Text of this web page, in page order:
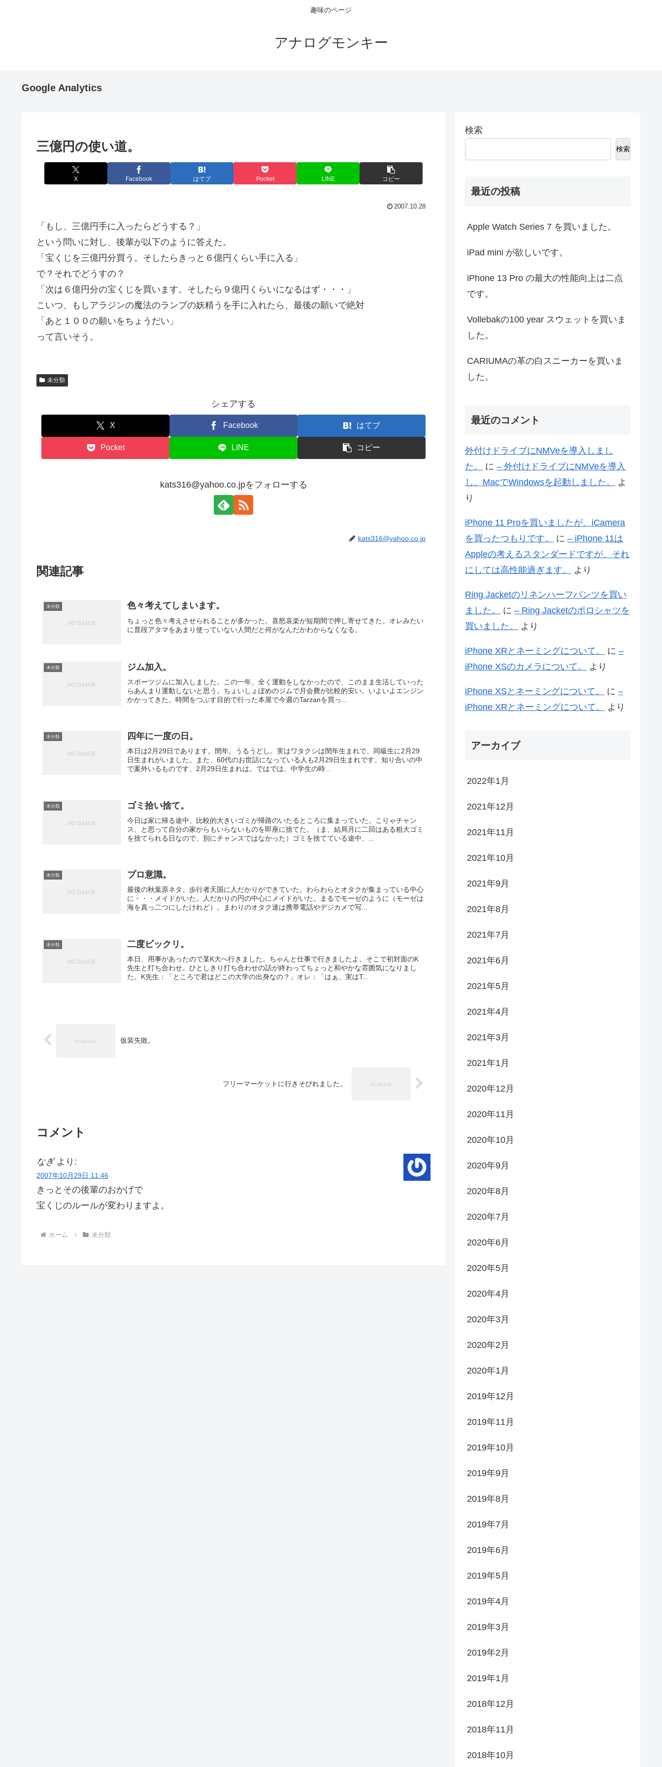
趣味のページ
アナログモンキー
Google Analytics
三億円の使い道。
X Facebook はてブ Pocket LINE コピー
2007.10.28
「もし、三億円手に入ったらどうする？」
という問いに対し、後輩が以下のように答えた。
「宝くじを三億円分買う。そしたらきっと６億円くらい手に入る」
で？それでどうすの？
「次は６億円分の宝くじを買います。そしたら９億円くらいになるはず・・・」
こいつ、もしアラジンの魔法のランプの妖精うを手に入れたら、最後の願いで絶対
「あと１００の願いをちょうだい」
って言いそう。
未分類
シェアする
X Facebook はてブ
Pocket LINE コピー
kats316@yahoo.co.jpをフォローする
kats316@yahoo.co.jp
関連記事
未分類 色々考えてしまいます。
ちょっと色々考えさせられることが多かった。喜怒哀楽が短期間で押し寄せてきた。オレみたい
に普段アタマをあまり使っていない人間だと何がなんだかわからなくなる。
未分類 ジム加入。
スポーツジムに加入しました。この一年、全く運動をしなかったので、このまま生活していった
らあんまり運動しないと思う。ちょいしょぼめのジムで月会費が比較的安い。いよいよエンジン
かかってきた。時間をつぶす目的で行った本屋で今週のTarzanを買っ...
未分類 四年に一度の日。
本日は2月29日であります。閏年。うるうどし。実はワタクシは閏年生まれで、同級生に2月29
日生まれがいました。また、60代のお世話になっている人も2月29日生まれです。知り合いの中
で案外いるものです、2月29日生まれは。ではでは、中学生の時...
未分類 ゴミ拾い捨て。
今日は家に帰る途中、比較的大きいゴミが帰路のいたるところに集まっていた。こりゃチャン
ス、と思って自分の家からもいらないものを即座に捨てた。（ま、結局月に二回はある粗大ゴミ
を捨てられる日なので、別にチャンスではなかった）ゴミを捨てている途中、...
未分類 プロ意識。
最後の秋葉原ネタ。歩行者天国に人だかりができていた。わらわらとオタクが集まっている中心
に・・・メイドがいた。人だかりの円の中心にメイドがいた。まるでモーゼのように（モーゼは
海を真っ二つにしたけれど）。まわりのオタク達は携帯電話やデジカメで写...
未分類 二度ビックリ。
本日、用事があったので某K大へ行きました。ちゃんと仕事で行きましたよ。そこで初対面のK
先生と打ち合わせ。ひとしきり打ち合わせの話が終わってちょっと和やかな雰囲気になりまし
た。K先生：「ところで君はどこの大学の出身なの？」オレ：「はぁ、実はT...
仮装失敗。
フリーマーケットに行きそびれました。
コメント
なぎ より:
2007年10月29日 11:46
きっとその後輩のおかげで
宝くじのルールが変わりますよ。
ホーム 未分類
検索
検索
最近の投稿
Apple Watch Series 7 を買いました。
iPad mini が欲しいです。
iPhone 13 Pro の最大の性能向上は二点
です。
Vollebakの100 year スウェットを買いま
した。
CARIUMAの革の白スニーカーを買いま
した。
最近のコメント
外付けドライブにNMVeを導入しまし
た。
に – 外付けドライブにNMVeを導入
し、MacでWindowsを起動しました。
よ
り
iPhone 11 Proを買いましたが、iCamera
を買ったつもりです。
に – iPhone 11は
Appleの考えるスタンダードですが、それ
にしては高性能過ぎます。
より
Ring Jacketのリネンハーフパンツを買い
ました。
に – Ring Jacketのポロシャツを
買いました。
より
iPhone XRとネーミングについて。 に –
iPhone XSのカメラについて。
より
iPhone XSとネーミングについて。 に –
iPhone XRとネーミングについて。
より
アーカイブ
2022年1月
2021年12月
2021年11月
2021年10月
2021年9月
2021年8月
2021年7月
2021年6月
2021年5月
2021年4月
2021年3月
2021年1月
2020年12月
2020年11月
2020年10月
2020年9月
2020年8月
2020年7月
2020年6月
2020年5月
2020年4月
2020年3月
2020年2月
2020年1月
2019年12月
2019年11月
2019年10月
2019年9月
2019年8月
2019年7月
2019年6月
2019年5月
2019年4月
2019年3月
2019年2月
2019年1月
2018年12月
2018年11月
2018年10月